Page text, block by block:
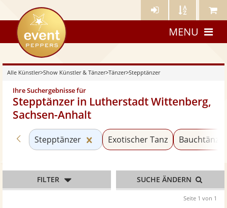
Künstler- Künstler Meine
eventpeppers
MENU
Alle Künstler>Show Künstler & Tänzer>Tänzer>Stepptänzer
Ihre Suchergebnisse für
Stepptänzer in Lutherstadt Wittenberg,
Sachsen-Anhalt
Zurück zu «Tänzer»
Stepptänzer Kategorie «Stepptänzer»
Exotischer Tanz Bauchtänzer
FILTER SUCHE ÄNDERN
Seite 1 von 1